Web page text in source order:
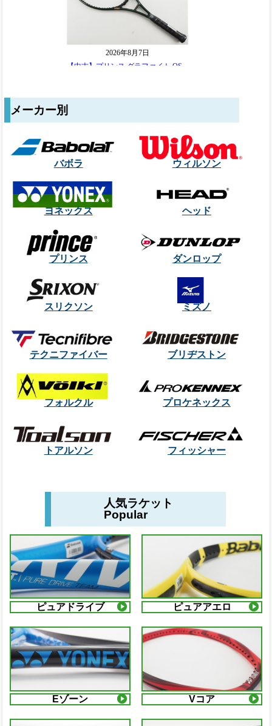
メーカー別
バボラ ウィルソン
ヨネックス ヘッド
プリンス ダンロップ
スリクソン ミズノ
テクニファイバー ブリヂストン
フォルクル プロケネックス
トアルソン フィッシャー
人気ラケット
Popular
ピュアドライブ ピュアアエロ
Eゾーン Vコア